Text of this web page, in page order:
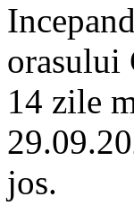
orasului
14 zile
jos.